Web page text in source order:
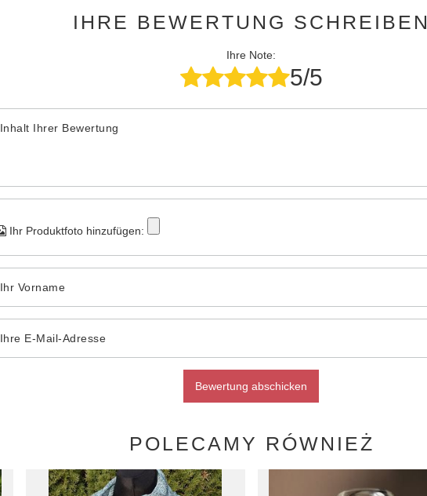
IHRE BEWERTUNG
Ihre Note:
5/5
Inhalt Ihrer Bewertung
Ihr Produktfoto hinzufügen:
Ihr Vorname
Ihre E-Mail-Adresse
Bewertung abschicken
POLECAMY RÓWNIEŻ